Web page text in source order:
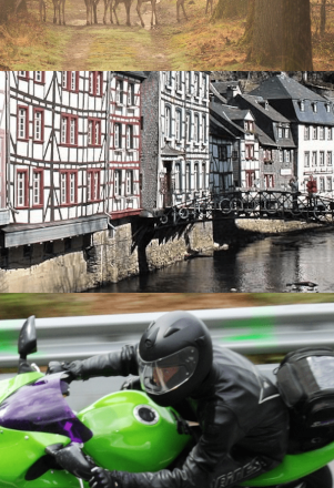
biedt Hotel Hollerather Hof:
fietsen
voor uw kleding
gereedschap voor kleine reparaties
fietsers:
Eifel
e-Bike
downloaden "GPS-Tour.info"